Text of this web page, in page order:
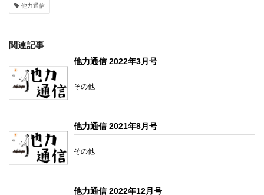
他力通信
関連記事
他力通信 2022年3月号
その他
他力通信 2021年8月号
その他
他力通信 2022年12月号